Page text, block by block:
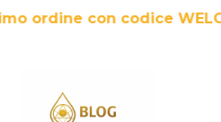
Salta
codice